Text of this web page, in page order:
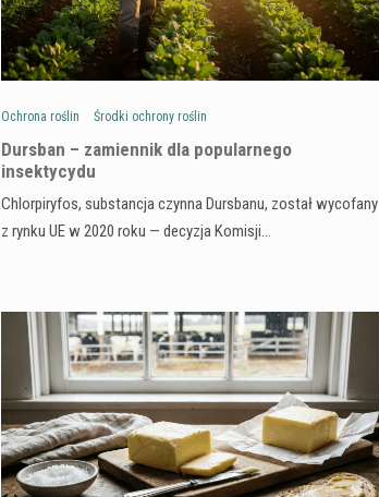
Ochrona roślin Środki ochrony roślin
Dursban – zamiennik dla popularnego
insektycydu
Chlorpiryfos, substancja czynna Dursbanu, został wycofany
z rynku UE w 2020 roku — decyzja Komisji…